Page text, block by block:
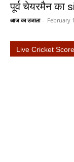
पूर्व चेयरमैन का
आज का उजाला - February
Live Cricket Score